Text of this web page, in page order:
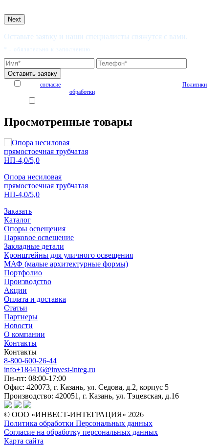
Next
Оставьте заявку и наши специалисты свяжутся с вами.
* - обязательно к заполнению
согласие
Политики
обработкиперсональных данных
Просмотренные товары
Опора несиловая
прямостоечная трубчатая
НП-4,0/5,0
Заказать
Каталог
Опоры освещения
Парковое освещение
Закладные детали
Кронштейны для уличного освещения
МАФ (малые архитектурные формы)
Портфолио
Производство
Акции
Оплата и доставка
Статьи
Партнеры
Новости
О компании
Контакты
Контакты
8-800-600-26-44
info+184416@invest-integ.ru
Пн-пт: 08:00-17:00
Офис: 420073, г. Казань, ул. Седова, д.2, корпус 5
Производство: 420051, г. Казань, ул. Тэцевская, д.16
© ООО «ИНВЕСТ-ИНТЕГРАЦИЯ» 2026
Политика обработки Персональных данных
Согласие на обработку персональных данных
Карта сайта